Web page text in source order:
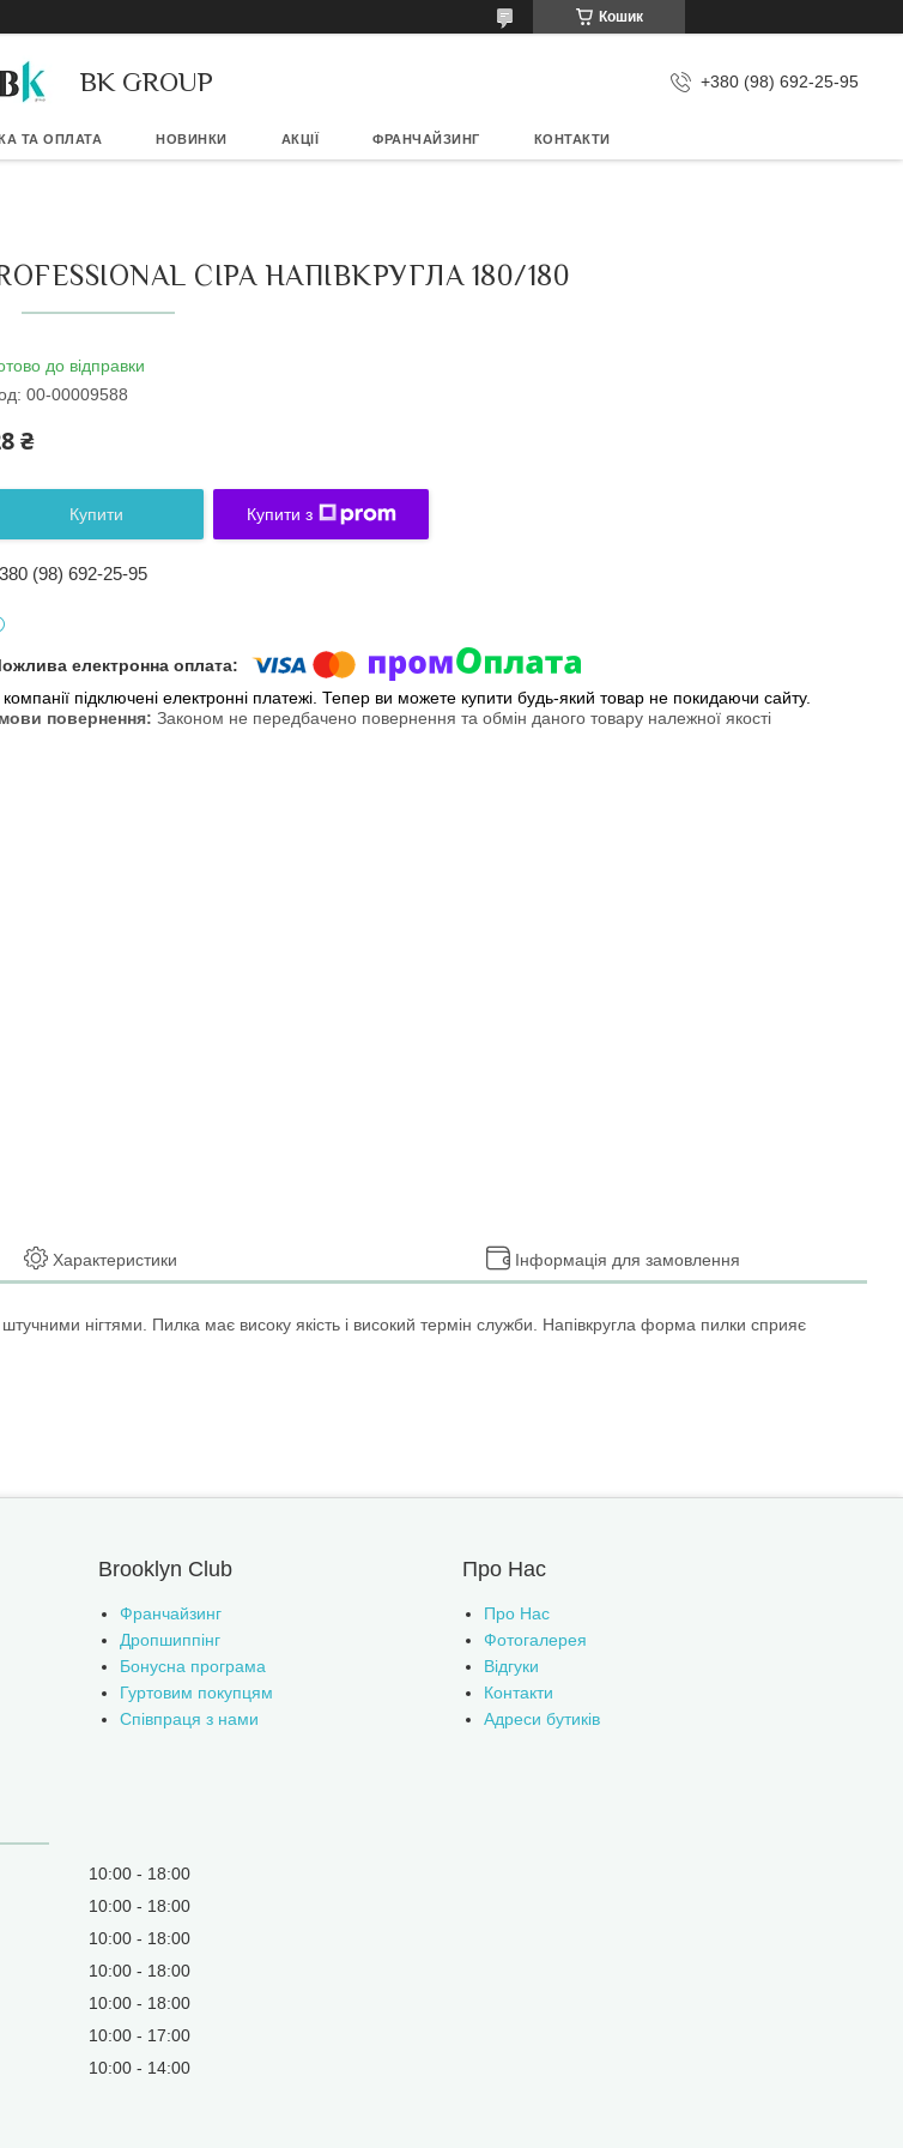
Кошик
BK GROUP +380 (98) 692-25-95
ТА ОПЛАТА НОВИНКИ АКЦІЇ ФРАНЧАЙЗИНГ КОНТАКТИ
СІРА НАПІВКРУГЛА 180/180
до відправки
00-00009588
₴
Купити Купити з
(98) 692-25-95
підключені електронні платежі. Тепер ви можете купити будь-який товар не покидаючи сайту.
Законом не передбачено повернення та обмін даного товару належної якості
Характеристики Інформація для замовлення
нігтями. Пилка має високу якість і високий термін служби. Напівкругла форма пилки сприяє
Brooklyn Club
Франчайзинг
Дропшиппінг
Бонусна програма
Гуртовим покупцям
Співпраця з нами
Про Нас
Про Нас
Фотогалерея
Відгуки
Контакти
Адреси бутиків
10:00
18:00
10:00
18:00
10:00
18:00
10:00
18:00
10:00
18:00
10:00
17:00
10:00 14:00